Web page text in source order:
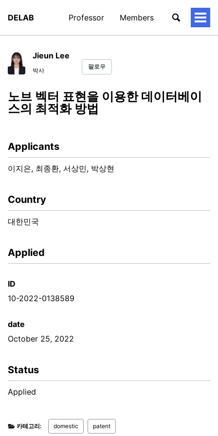
DELAB Professor Members
토
Jieun Lee
박사
팔로우
노브 벡터 표현을 이용한 데이터베이
스의 최적화 방법
Applicants
이지은, 최종환, 서상민, 박상현
Country
대한민국
Applied
ID
10-2022-0138589
date
October 25, 2022
Status
Applied
카테고리: domestic patent